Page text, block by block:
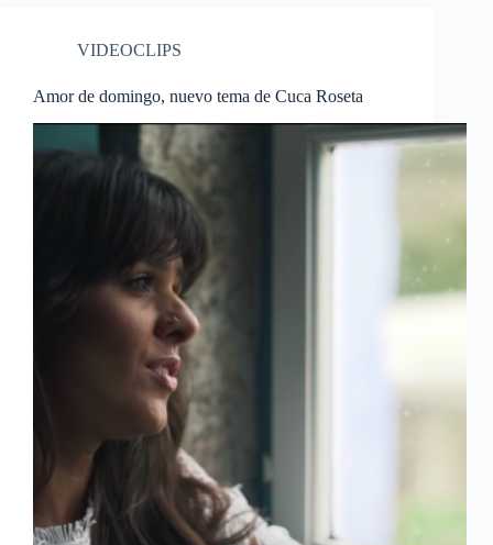
VIDEOCLIPS
Amor de domingo, nuevo tema de Cuca Roseta